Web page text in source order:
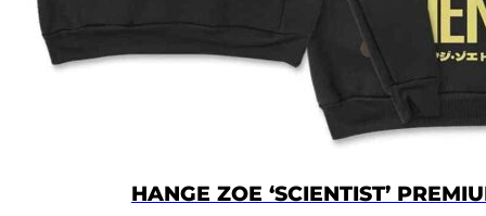
HANGE ZOE ‘SCIENTIST’